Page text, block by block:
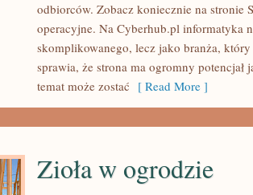
TECHNOLOGICZNEodbiorców. Zobacz koniecznie na stronie
operacyjne. Na Cyberhub.pl informatyka
skomplikowanego, lecz jako branża, który
sprawia, że strona ma ogromny
temat może zostać [ Read More ]
Zioła w ogrodzie